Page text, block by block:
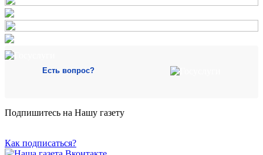
Есть вопрос?
Подпишитесь на Нашу газету
Как подписаться?